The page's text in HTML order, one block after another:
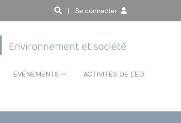
| Se connecter
Environnement et société
ÉVÉNEMENTS ACTIVITÉS DE L'ED